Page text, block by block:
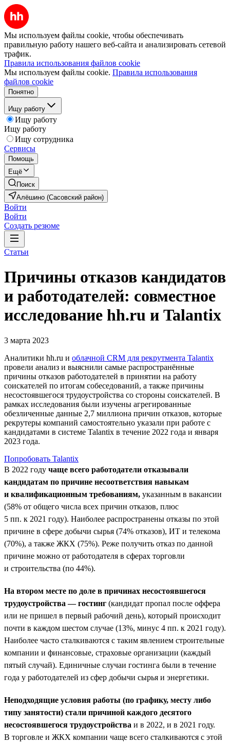
Мы используем файлы cookie, чтобы обеспечивать
правильную работу нашего веб-сайта и анализировать сетевой
трафик.
Правила использования файлов cookie
Мы используем файлы cookie. Правила использования
файлов cookie
Понятно
Ищу работу
Ищу работу
Ищу работу
Ищу сотрудника
Сервисы
Помощь
Ещё
Поиск
Алёшино (Сасовский район)
Войти
Войти
Создать резюме
Статьи
Причины отказов кандидатов
и работодателей: совместное
исследование hh.ru и Talantix
3 марта 2023
Аналитики hh.ru и облачной CRM для рекрутмента Talantix
провели анализ и выяснили самые распространённые
причины отказов работодателей в принятии на работу
соискателей по итогам собеседований, а также причины
несостоявшегося трудоустройства со стороны соискателей. В
рамках исследования были изучены агрегированные
обезличенные данные 2,7 миллиона причин отказов, которые
рекрутеры компаний самостоятельно указали при работе с
кандидатами в системе Talantix в течение 2022 года и января
2023 года.
Попробовать Talantix
В 2022 году чаще всего работодатели отказывали
кандидатам по причине несоответствия навыкам
и квалификационным требованиям, указанным в вакансии
(58% от общего числа всех причин отказов, плюс
5 пп. к 2021 году). Наиболее распространены отказы по этой
причине в сфере добычи сырья (74% отказов), ИТ и телекома
(70%), а также ЖКХ (75%). Реже получить отказ по данной
причине можно от работодателя в сферах торговли
и строительства (по 44%).
На втором месте по доле в причинах несостоявшегося
трудоустройства — гостинг (кандидат пропал после оффера
или не пришел в первый рабочий день), который происходит
почти в каждом шестом случае (13%, минус 4 пп. к 2021 году).
Наиболее часто сталкиваются с таким явлением строительные
компании и финансовые, страховые организации (каждый
пятый случай). Единичные случаи гостинга были в течение
года у работодателей из сфер добычи сырья и энергетики.
Неподходящие условия работы (по графику, месту либо
типу занятости) стали причиной каждого десятого
несостоявшегося трудоустройства и в 2022, и в 2021 году.
В торговле и ЖКХ компании чаще всего сталкиваются с этой